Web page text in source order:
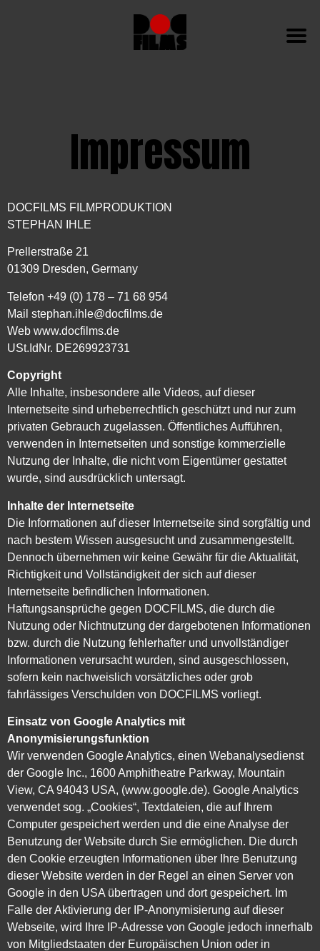
Impressum
DOCFILMS FILMPRODUKTION
STEPHAN IHLE
Prellerstraße 21
01309 Dresden, Germany
Telefon +49 (0) 178 – 71 68 954
Mail stephan.ihle@docfilms.de
Web www.docfilms.de
USt.IdNr. DE269923731
Copyright
Alle Inhalte, insbesondere alle Videos, auf dieser
Internetseite sind urheberrechtlich geschützt und nur zum
privaten Gebrauch zugelassen. Öffentliches Aufführen,
verwenden in Internetseiten und sonstige kommerzielle
Nutzung der Inhalte, die nicht vom Eigentümer gestattet
wurde, sind ausdrücklich untersagt.
Inhalte der Internetseite
Die Informationen auf dieser Internetseite sind sorgfältig und
nach bestem Wissen ausgesucht und zusammengestellt.
Dennoch übernehmen wir keine Gewähr für die Aktualität,
Richtigkeit und Vollständigkeit der sich auf dieser
Internetseite befindlichen Informationen.
Haftungsansprüche gegen DOCFILMS, die durch die
Nutzung oder Nichtnutzung der dargebotenen Informationen
bzw. durch die Nutzung fehlerhafter und unvollständiger
Informationen verursacht wurden, sind ausgeschlossen,
sofern kein nachweislich vorsätzliches oder grob
fahrlässiges Verschulden von DOCFILMS vorliegt.
Einsatz von Google Analytics mit
Anonymisierungsfunktion
Wir verwenden Google Analytics, einen Webanalysedienst
der Google Inc., 1600 Amphitheatre Parkway, Mountain
View, CA 94043 USA, (www.google.de). Google Analytics
verwendet sog. „Cookies“, Textdateien, die auf Ihrem
Computer gespeichert werden und die eine Analyse der
Benutzung der Website durch Sie ermöglichen. Die durch
den Cookie erzeugten Informationen über Ihre Benutzung
dieser Website werden in der Regel an einen Server von
Google in den USA übertragen und dort gespeichert. Im
Falle der Aktivierung der IP-Anonymisierung auf dieser
Webseite, wird Ihre IP-Adresse von Google jedoch innerhalb
von Mitgliedstaaten der Europäischen Union oder in